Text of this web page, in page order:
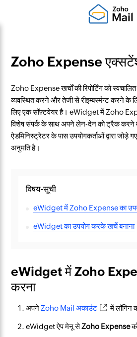
Zoho Expense
Zoho Expense खर्चों की रिपोर्टिंग को
व्यवस्थित करने और तेजी से रीइम्बर्स्मन्ट करने के
लिए एक सॉफ़्टवेयर है। eWidget में Zoho
विशेष संपर्क के साथ अपने लेन-देन को ट्रैक करने
ऐडमिनिस्ट्रेटर के पास उपयोगकर्ताओं द्वारा जोड़े
अनुमति है।
विषय-सूची
eWidget में Zoho Expense का
eWidget का उपयोग करके खर्चे बनाना
eWidget में Zoho
करना
अपने Zoho Mail अकाउंट में लॉगिन
eWidget ऐप मेनू सेZoho Expense